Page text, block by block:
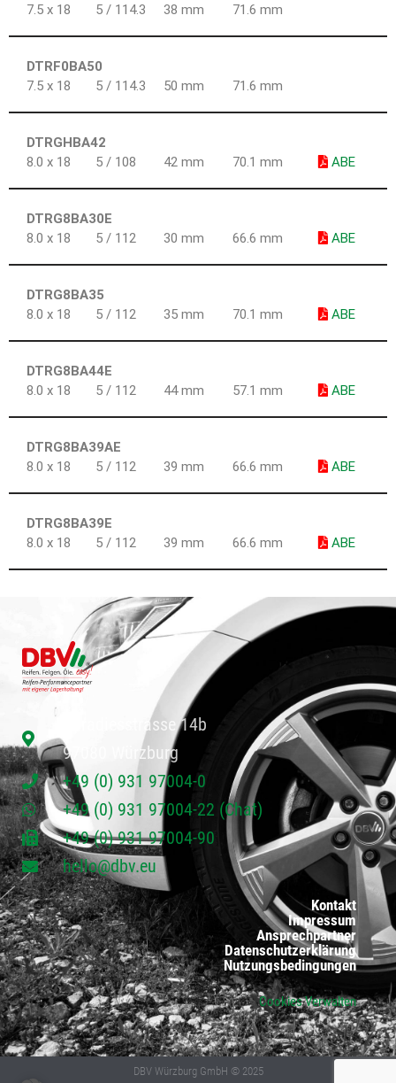
7.5 x 18
5 / 114.3 38 mm 71.6 mm
DTRF0BA50
7.5 x 18
5 / 114.3 50 mm 71.6 mm
DTRGHBA42
8.0 x 18
5 / 108 42 mm 70.1 mm ABE
DTRG8BA30E
8.0 x 18
5 / 112 30 mm 66.6 mm ABE
DTRG8BA35
8.0 x 18
5 / 112 35 mm 70.1 mm ABE
DTRG8BA44E
8.0 x 18
5 / 112 44 mm 57.1 mm ABE
DTRG8BA39AE
8.0 x 18
5 / 112 39 mm 66.6 mm ABE
DTRG8BA39E
8.0 x 18
5 / 112 39 mm 66.6 mm ABE
Paradiesstrasse 14b
97080 Würzburg
+49 (0) 931 97004-0
+49 (0) 931 97004-22 (Chat)
+49 (0) 931 97004-90
hello@dbv.eu
Kontakt
Impressum
Ansprechpartner
Datenschutzerklärung
Nutzungsbedingungen
Cookies Verwalten
DBV Würzburg GmbH © 2025